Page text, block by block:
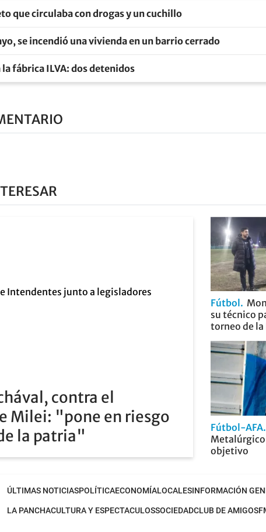
que circulaba con drogas y un cuchillo
se incendió una vivienda en un barrio cerrado
fábrica ILVA: dos detenidos
contra el
Milei: "pone en riesgo
la patria"
Fútbol
su técnico
torneo de la
Fútbol-AFA
objetivo
ÚLTIMAS NOTICIASPOLÍTICAECONOMÍALOCALESINFORMACIÓN
LA PANCHACULTURA Y ESPECTACULOSSOCIEDADCLUB DE AMIGOS